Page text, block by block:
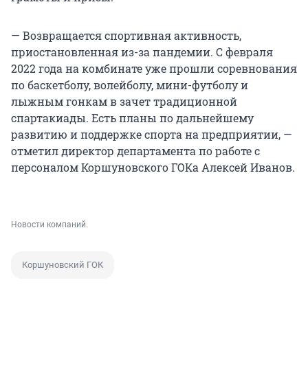
— Возвращается спортивная активность,
приостановленная из-за пандемии. С февраля
2022 года на комбинате уже прошли соревнования
по баскетболу, волейболу, мини-футболу и
лыжным гонкам в зачет традиционной
спартакиады. Есть планы по дальнейшему
развитию и поддержке спорта на предприятии, —
отметил директор департамента по работе с
персоналом Коршуновского ГОКа Алексей Иванов.
Новости компаний.
Коршуновский ГОК